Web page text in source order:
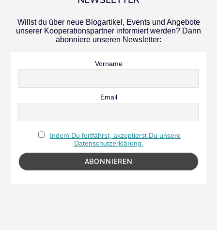
Willst du über neue Blogartikel, Events und Angebote
unserer Kooperationspartner informiert werden? Dann
abonniere unseren Newsletter:
Vorname
Email
Indem Du fortfährst, akzeptierst Du unsere
Datenschutzerklärung.